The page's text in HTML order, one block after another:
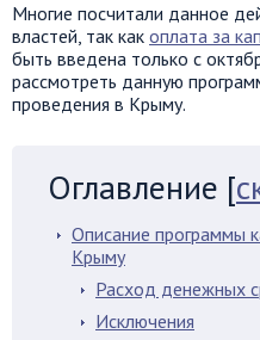
Многие посчитали данное
властей, так как оплата за
быть введена только с
рассмотреть данную
проведения в Крыму.
Оглавление [
Описание программы
Крыму
Расход денежных
Исключения